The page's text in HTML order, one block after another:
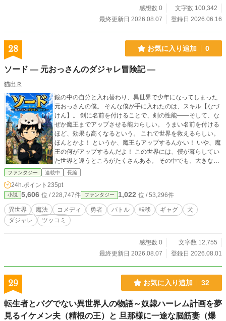
感想数 0
文字数 100,342
最終更新日 2026.08.07
登録日 2026.06.16
28 お気に入り追加 0
ソード ― 元おっさんのダジャレ冒険記 ―
猫出Ｒ
鏡の中の自分と入れ替わり、異世界で少年になってしまった
元おっさんの僕。 そんな僕が手に入れたのは、スキル【なづ
けん】。 剣に名前を付けることで、剣の性能――そして、な
ぜか魔王までアップさせる能力らしい。 うまい名前を付ける
ほど、効果も高くなるという。 これで世界を救えるらしい。
ほんとかよ！ というか、魔王もアップするんかい！ いや、魔
王の何がアップするんだよ！ この世界には、僕が暮らしてい
た世界と違うところがたくさんある。 その中でも、大きな違
いは二つ。 一つ目。 この世界の人間は、みんな頭に犬を被っ
ているように見えるのだ。 しかし、犬に触れることはでき
ず、ほかの人には見えていないらしい。 そして、二つ目。 こ
の世界には『ツッコミ』という概念が存在しない。 もうあら
すじの時点でツッコんじゃったよ！ こうして僕は、犬とボケ
ばかりの異世界で、王女救出と魔王退治へ向かうことになっ
ファンタジー 連載中 長編
24h.ポイント 235pt
小説 5,606 位 / 228,747件 ファンタジー 1,022 位 / 53,296件
異世界 魔法 コメディ 勇者 バトル 転移 ギャグ
犬
ダジャレ
ツッコミ
感想数 0
文字数 12,755
最終更新日 2026.08.07
登録日 2026.08.01
29 お気に入り追加 32
転生者とバグでない異世界人の物語～奴隷ハーレム計画を夢
見るイケメン夫（精根の王）と 旦那様に一途な脳筋妻（爆